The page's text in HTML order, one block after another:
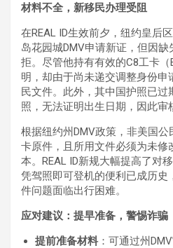
材料不全，新移民办理受阻
在REAL ID生效前夕，纽约皇后
岛花园城DMV申请新证，但因
拒。尽管他持有有效的C8工卡
明，却由于尚未递交调整身份申
民文件。此外，其中国护照已过
照，无法证明出生日期，因此审
根据纽约州DMV政策，非美国
卡原件，且所用文件必须为未修
本。REAL ID新规大幅提高了对
凭驾照即可登机的便利已成历史
件问题面临出行困难。
应对建议：提早准备，警惕诈骗
提前准备材料 ：可通过州